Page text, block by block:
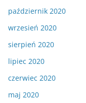
październik 2020
wrzesień 2020
sierpień 2020
lipiec 2020
czerwiec 2020
maj 2020